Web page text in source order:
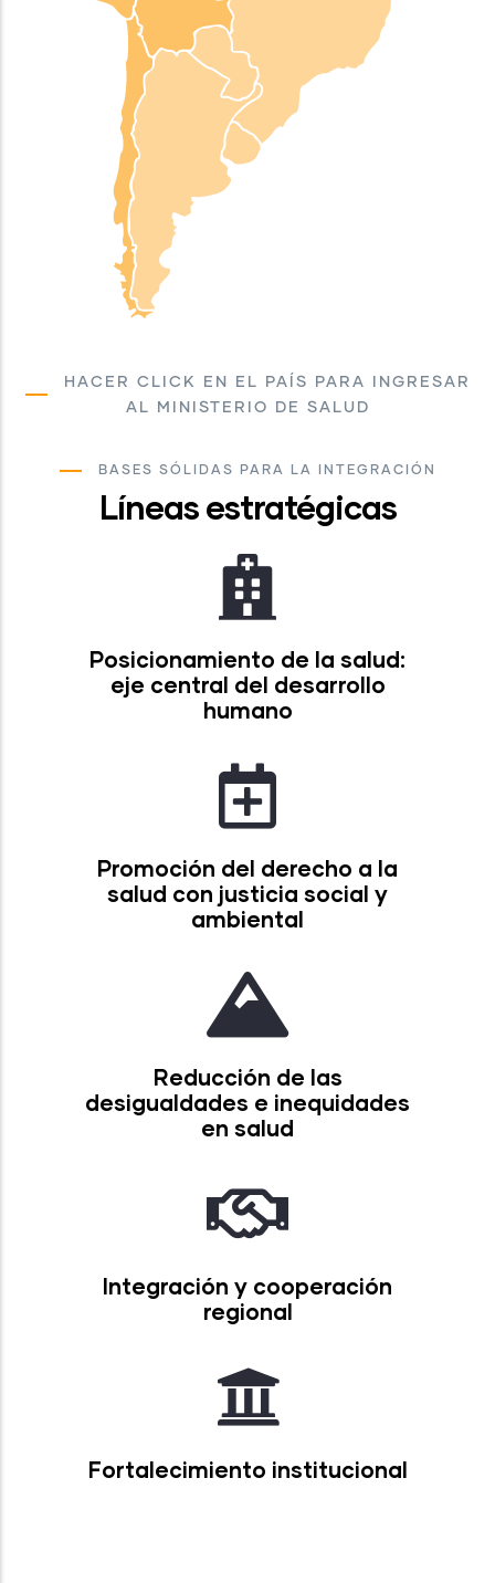
HACER CLICK EN EL PAÍS PARA INGRESAR
AL MINISTERIO DE SALUD
BASES SÓLIDAS PARA LA INTEGRACIÓN
Líneas estratégicas
Posicionamiento de la salud:
eje central del desarrollo
humano
Promoción del derecho a la
salud con justicia social y
ambiental
Reducción de las
desigualdades e inequidades
en salud
Integración y cooperación
regional
Fortalecimiento institucional